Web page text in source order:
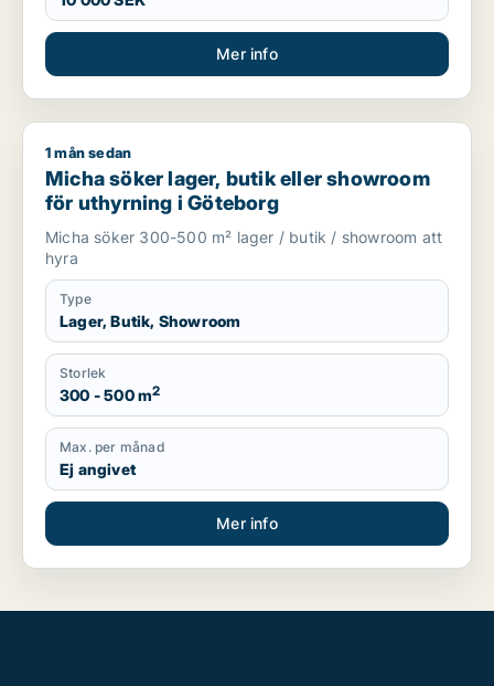
Mer info
Micha söker lager, butik eller showroom för uthyrning i
1 mån sedan
Micha söker lager, butik eller showroom
för uthyrning i Göteborg
Micha söker 300-500 m² lager / butik / showroom att
hyra
Type
Lager, Butik, Showroom
Storlek
300 - 500 m2
Max. per månad
Ej angivet
Mer info